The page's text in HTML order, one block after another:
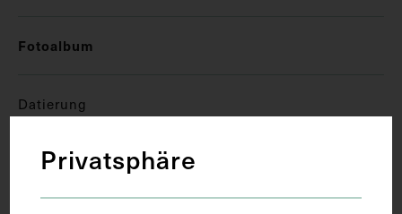
Fotoalbum
Datierung
1926Privatsphäre